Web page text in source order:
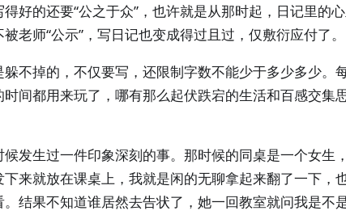
好的还要“公之于众”，也许就是从那时起，日记里的
老师“公示”，写日记也变成得过且过，仅敷衍应付了。
不掉的，不仅要写，还限制字数不能少于多少多少。
间都用来玩了，哪有那么起伏跌宕的生活和百感交集
发生过一件印象深刻的事。那时候的同桌是一个女生
来就放在课桌上，我就是闲的无聊拿起来翻了一下，
。结果不知道谁居然去告状了，她一回教室就问我是不